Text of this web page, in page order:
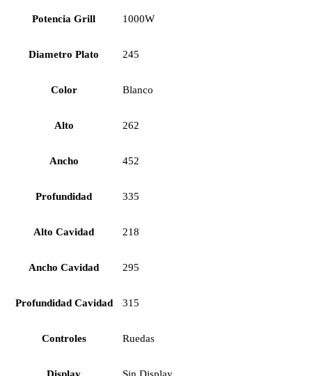
Potencia Grill 1000W
Diametro Plato 245
Color Blanco
Alto 262
Ancho 452
Profundidad 335
Alto Cavidad 218
Ancho Cavidad 295
Profundidad Cavidad 315
Controles Ruedas
Display Sin Display